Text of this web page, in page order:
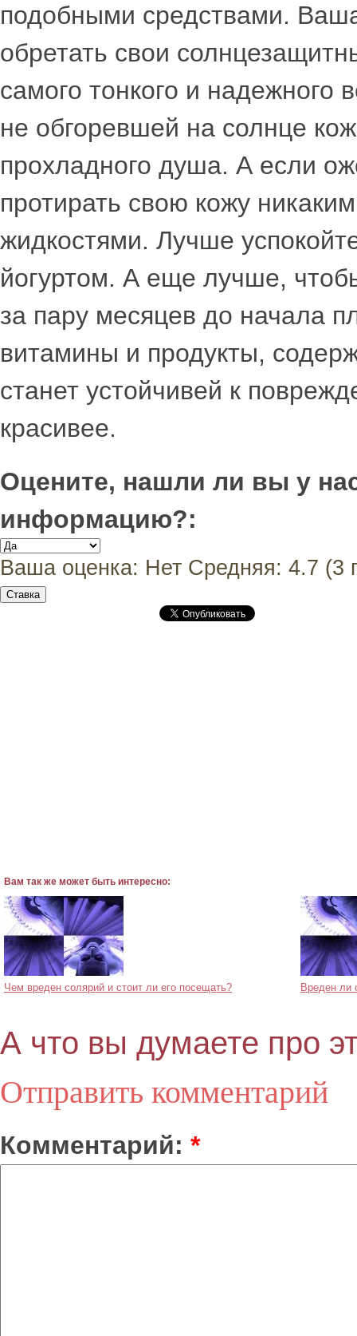
подобными средствами.
обретать свои
самого тонкого и надежного
не обгоревшей на солнце
прохладного душа. А если
протирать свою кожу
жидкостями. Лучше
йогуртом. А еще лучше,
за пару месяцев до начала
витамины и продукты,
станет устойчивей к
красивее.
Оцените, нашли ли вы у
информацию?:
Ваша оценка: Нет Средняя: 4.7 (3
Вам так же может быть интересно:
Чем вреден солярий и стоит ли его посещать? Вреден ли
А что вы думаете про
Отправить комментарий
Комментарий: *